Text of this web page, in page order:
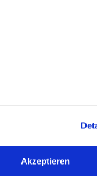
Akzeptieren
e.V.